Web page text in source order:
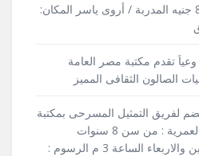
سنوات تكلفة الاشتراك : 80 جنيه المدربة / أروى ياسر المكان:
تقدم مكتبة مصر العامة
الصالون الثقافى المميز
لفريق التمثيل المسرحى بمكتبة
مصر العامة بالزقازيقالفئة العمرية : من سن 8 سنوات
فأكثر الموعد : السبت والاثنين والاربعاء الساعة 3 م الرسوم :